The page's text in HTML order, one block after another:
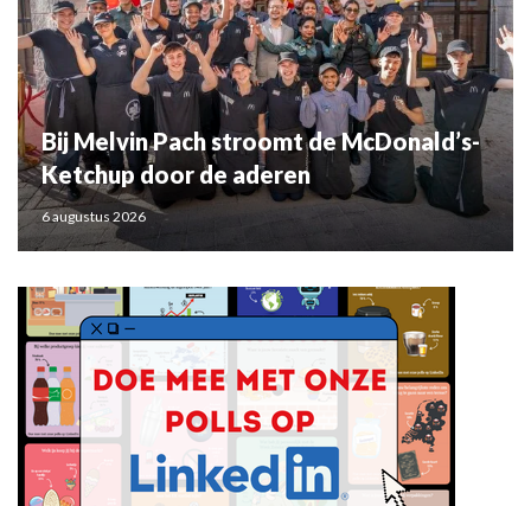
Bij Melvin Pach stroomt de McDonald’s-
Ketchup door de aderen
6 augustus 2026